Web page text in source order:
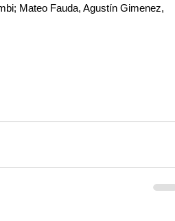
Mateo Fauda, Agustín Gimenez,